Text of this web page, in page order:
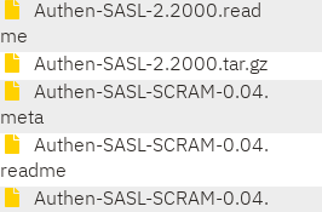
Authen-SASL-2.2000.read
me
Authen-SASL-2.2000.tar.gz
Authen-SASL-SCRAM-0.04.
meta
Authen-SASL-SCRAM-0.04.
readme
Authen-SASL-SCRAM-0.04.